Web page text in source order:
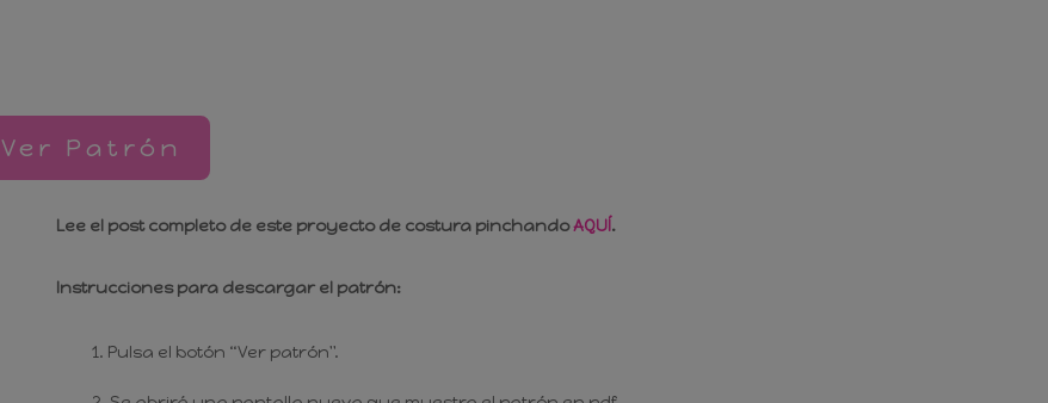
Ver Patrón
Lee el post completo de este proyecto de costura pinchandoAQUÍ.
Instrucciones para descargar el patrón:
Pulsa el botón “Ver patrón".